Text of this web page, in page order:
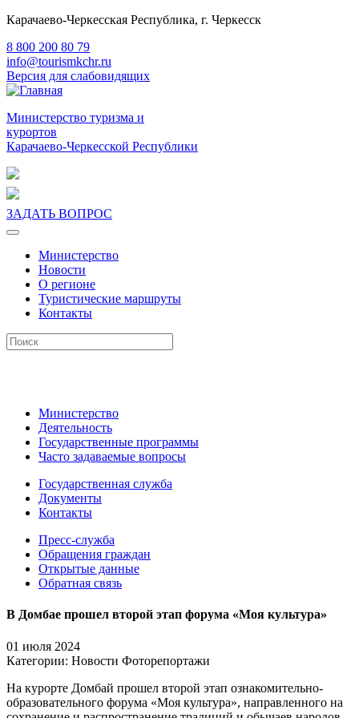
Карачаево-Черкесская Республика, г. Черкесск
8 800 200 80 79
info@tourismkchr.ru
Версия для слабовидящих
Министерство туризма и
курортов
Карачаево-Черкесской Республики
ЗАДАТЬ ВОПРОС
Министерство
Новости
О регионе
Туристические маршруты
Контакты
Министерство
Деятельность
Государственные программы
Часто задаваемые вопросы
Государственная служба
Документы
Контакты
Пресс-служба
Обращения граждан
Открытые данные
Обратная связь
В Домбае прошел второй этап форума «Моя культура»
01 июля 2024
Категории: Новости Фоторепортажи
На курорте Домбай прошел второй этап ознакомительно-
образовательного форума «Моя культура», направленного на